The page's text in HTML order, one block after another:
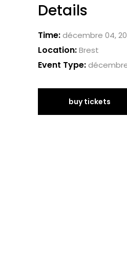
Details
Time:décembre 04,
Location:Brest
Event Type:
buy tickets